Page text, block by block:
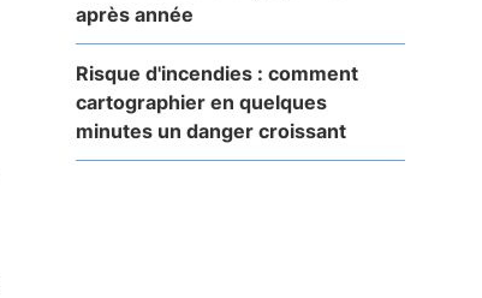
après année
Risque d'incendies : comment
cartographier en quelques
minutes un danger croissant